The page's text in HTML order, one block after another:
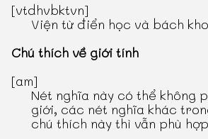
[vtdhvbktvn]
Viện từ điển học và bách
Chú thích về giới tính
[am]
Nét nghĩa này có thể không
giới, các nét nghĩa khác
chú thích này thì vẫn phù